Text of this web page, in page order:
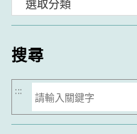
類
搜尋
搜
尋
:::